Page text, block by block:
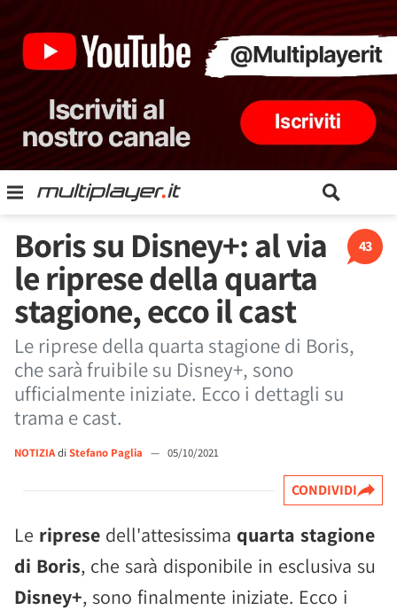
43
Boris su Disney+: al via
le riprese della quarta
stagione, ecco il cast
Le riprese della quarta stagione di Boris,
che sarà fruibile su Disney+, sono
ufficialmente iniziate. Ecco i dettagli su
trama e cast.
NOTIZIAdi Stefano Paglia — 05/10/2021
CONDIVIDI
Le riprese dell'attesissima quarta stagione
di Boris, che sarà disponibile in esclusiva su
Disney+, sono finalmente iniziate. Ecco i